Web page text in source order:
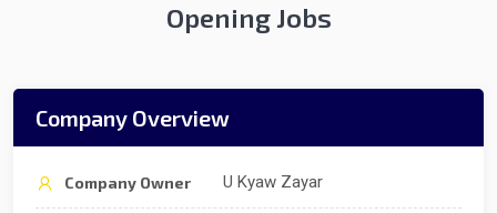
Opening Jobs
Company Overview
Company Owner U Kyaw Zayar